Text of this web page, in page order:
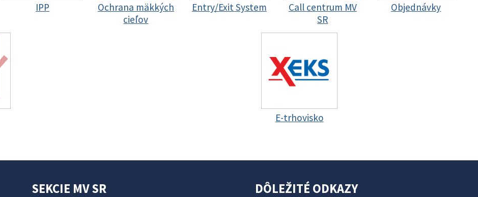
IPP
Ochrana mäkkých
cieľov
Entry/Exit System
Call centrum MV
SR
Objednávky
E-trhovisko
SEKCIE MV SR DÔLEŽITÉ ODKAZY